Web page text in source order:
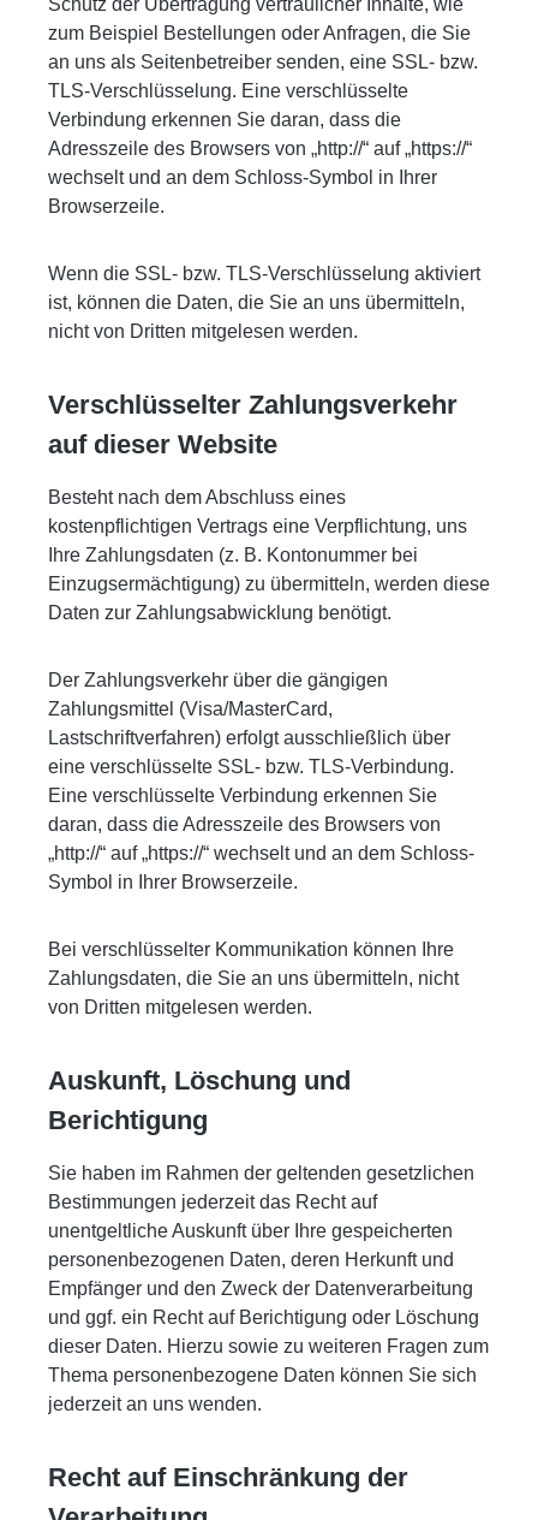
zum Beispiel Bestellungen oder Anfragen, die Sie
an uns als Seitenbetreiber senden, eine SSL- bzw.
TLS-Verschlüsselung. Eine verschlüsselte
Verbindung erkennen Sie daran, dass die
Adresszeile des Browsers von „http://“ auf „https://“
wechselt und an dem Schloss-Symbol in Ihrer
Browserzeile.
Wenn die SSL- bzw. TLS-Verschlüsselung aktiviert
ist, können die Daten, die Sie an uns übermitteln,
nicht von Dritten mitgelesen werden.
Verschlüsselter Zahlungsverkehr
auf dieser Website
Besteht nach dem Abschluss eines
kostenpflichtigen Vertrags eine Verpflichtung, uns
Ihre Zahlungsdaten (z. B. Kontonummer bei
Einzugsermächtigung) zu übermitteln, werden diese
Daten zur Zahlungsabwicklung benötigt.
Der Zahlungsverkehr über die gängigen
Zahlungsmittel (Visa/MasterCard,
Lastschriftverfahren) erfolgt ausschließlich über
eine verschlüsselte SSL- bzw. TLS-Verbindung.
Eine verschlüsselte Verbindung erkennen Sie
daran, dass die Adresszeile des Browsers von
„http://“ auf „https://“ wechselt und an dem Schloss-
Symbol in Ihrer Browserzeile.
Bei verschlüsselter Kommunikation können Ihre
Zahlungsdaten, die Sie an uns übermitteln, nicht
von Dritten mitgelesen werden.
Auskunft, Löschung und
Berichtigung
Sie haben im Rahmen der geltenden gesetzlichen
Bestimmungen jederzeit das Recht auf
unentgeltliche Auskunft über Ihre gespeicherten
personenbezogenen Daten, deren Herkunft und
Empfänger und den Zweck der Datenverarbeitung
und ggf. ein Recht auf Berichtigung oder Löschung
dieser Daten. Hierzu sowie zu weiteren Fragen zum
Thema personenbezogene Daten können Sie sich
jederzeit an uns wenden.
Recht auf Einschränkung der